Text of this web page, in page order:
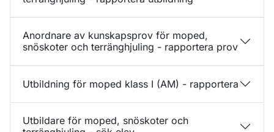
Anordnare av kunskapsprov för moped,
snöskoter och terränghjuling - rapportera prov
Utbildning för moped klass I (AM) - rapportera
Utbildare för moped, snöskoter och